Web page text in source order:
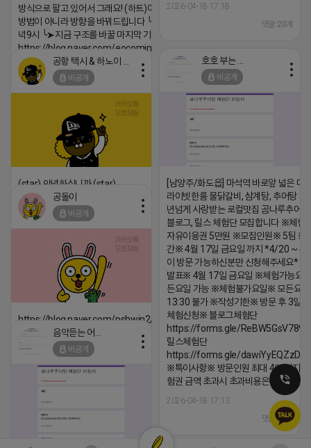
2026-04-18 17:18
댓글:20개
방식으로 팔고 있어서 그래요! (하트)이번엔 다릅니다. ╰➤
방법이 아니라 방향을 바꿔드립니다 ╰➤4월 21일(화) 저
녁9시 ╰➤지금 구조를 바꿀 마지막 기회
https://blog.naver.com/eocomim/224250518436
2026-04-18 17:15
비공개
[남양주/화도읍] 마석역 바로앞 넓은 매
라이빗한룸 물닭갈비, 삼계탕, 추어탕 맛
년넘게 사랑받는 로컬맛집 곰나루추어
블로그, 릴스 체험단 모집합니다 ※체험
자유이용권 5만원 ※모집인원※ 5팀 ※
간※ 4월 17일 금요일 까지 *4/20 ~ 4/
이 방문 가능하신분만 신청해주세요* ※
발표※ 4월 17일 금요일 ※체험가능요
든요일 가능 ※체험불가요일※ 모든요
13:30 불가 ※작성기한※ 방문 후 3일
체험신청※ 블로그체험단
https://forms.gle/
릴스체험단
https://forms.gle/
※특이사항※ 방문인원 최대 4인 까지
험권 금액 초과시 초과비용은 본인부담
2026-04-18 17:13
댓글:20개
비공개
(star) 안녕하십니까 (star)
2026-04-18 17:12
공돌이
비공개
https://blog.naver.com/pshwin2/224023970047
2026-04-18 17:12
비공개